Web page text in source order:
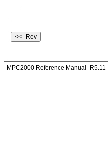
MPC2000 Reference Manual -R5.11-